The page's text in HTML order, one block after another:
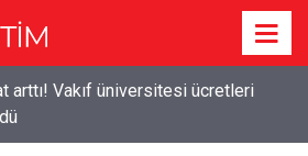
arttı! Vakıf üniversitesi ücretleri